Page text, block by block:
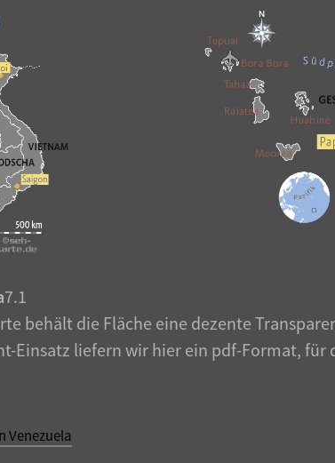
7.1
behält die Fläche eine dezente
Einsatz liefern wir hier ein pdf-Format,
Venezuela